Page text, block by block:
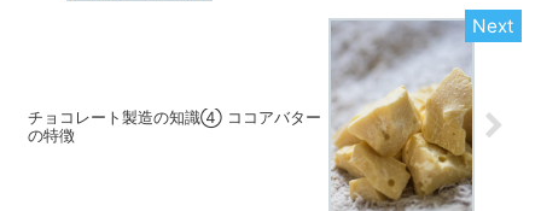
チョコレート製造の知識④ ココアバター
の特徴